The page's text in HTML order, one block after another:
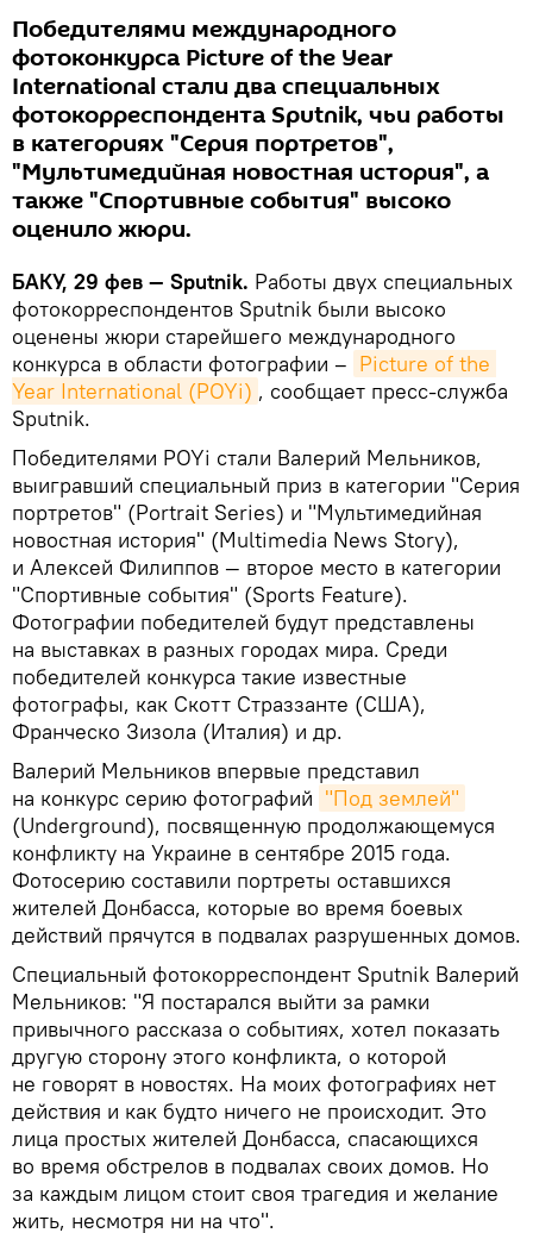
Победителями международного
фотоконкурса Picture of the Year
International стали два специальных
фотокорреспондента Sputnik, чьи работы
в категориях "Серия портретов",
"Мультимедийная новостная история", а
также "Спортивные события" высоко
оценило жюри.
БАКУ, 29 фев — Sputnik. Работы двух специальных
фотокорреспондентов Sputnik были высоко
оценены жюри старейшего международного
конкурса в области фотографии – Picture of the
Year International (POYi) , сообщает пресс-служба
Sputnik.
Победителями POYi стали Валерий Мельников,
выигравший специальный приз в категории "Серия
портретов" (Portrait Series) и "Мультимедийная
новостная история" (Multimedia News Story),
и Алексей Филиппов — второе место в категории
"Спортивные события" (Sports Feature).
Фотографии победителей будут представлены
на выставках в разных городах мира. Среди
победителей конкурса такие известные
фотографы, как Скотт Страззанте (США),
Франческо Зизола (Италия) и др.
Валерий Мельников впервые представил
на конкурс серию фотографий "Под землей"
(Underground), посвященную продолжающемуся
конфликту на Украине в сентябре 2015 года.
Фотосерию составили портреты оставшихся
жителей Донбасса, которые во время боевых
действий прячутся в подвалах разрушенных домов.
Специальный фотокорреспондент Sputnik Валерий
Мельников: "Я постарался выйти за рамки
привычного рассказа о событиях, хотел показать
другую сторону этого конфликта, о которой
не говорят в новостях. На моих фотографиях нет
действия и как будто ничего не происходит. Это
лица простых жителей Донбасса, спасающихся
во время обстрелов в подвалах своих домов. Но
за каждым лицом стоит своя трагедия и желание
жить, несмотря ни на что".